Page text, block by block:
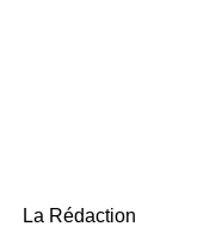
La Rédaction